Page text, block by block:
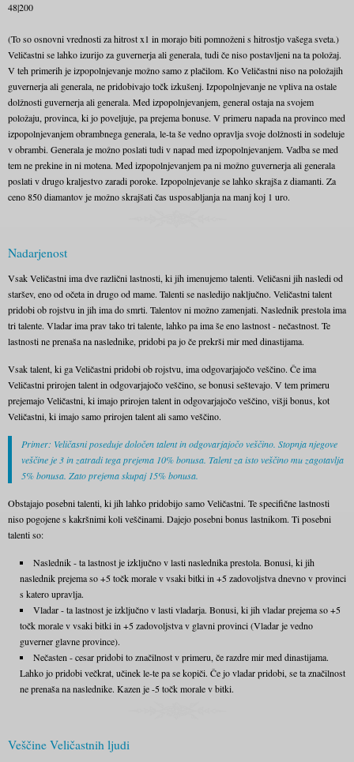
48|200
(To so osnovni vrednosti za hitrost x1 in morajo biti pomnoženi s hitrostjo vašega sveta.)
Veličastni se lahko izurijo za guvernerja ali generala, tudi če niso postavljeni na ta položaj.
V teh primerih je izpopolnjevanje možno samo z plačilom. Ko Veličastni niso na položajih
guvernerja ali generala, ne pridobivajo točk izkušenj. Izpopolnjevanje ne vpliva na ostale
dolžnosti guvernerja ali generala. Med izpopolnjevanjem, general ostaja na svojem
položaju, provinca, ki jo poveljuje, pa prejema bonuse. V primeru napada na provinco med
izpopolnjevanjem obrambnega generala, le-ta še vedno opravlja svoje dolžnosti in sodeluje
v obrambi. Generala je možno poslati tudi v napad med izpopolnjevanjem. Vadba se med
tem ne prekine in ni motena. Med izpopolnjevanjem pa ni možno guvernerja ali generala
poslati v drugo kraljestvo zaradi poroke. Izpopolnjevanje se lahko skrajša z diamanti. Za
ceno 850 diamantov je možno skrajšati čas usposabljanja na manj koj 1 uro.
Nadarjenost
Vsak Veličastni ima dve različni lastnosti, ki jih imenujemo talenti. Veličasni jih nasledi od
staršev, eno od očeta in drugo od mame. Talenti se nasledijo naključno. Veličastni talent
pridobi ob rojstvu in jih ima do smrti. Talentov ni možno zamenjati. Naslednik prestola ima
tri talente. Vladar ima prav tako tri talente, lahko pa ima še eno lastnost - nečastnost. Te
lastnosti ne prenaša na naslednike, pridobi pa jo če prekrši mir med dinastijama.
Vsak talent, ki ga Veličastni pridobi ob rojstvu, ima odgovarjajočo veščino. Če ima
Veličastni prirojen talent in odgovarjajočo veščino, se bonusi seštevajo. V tem primeru
prejemajo Veličastni, ki imajo prirojen talent in odgovarjajočo veščino, višji bonus, kot
Veličastni, ki imajo samo prirojen talent ali samo veščino.
Primer: Veličasni poseduje določen talent in odgovarjajočo veščino. Stopnja njegove
veščine je 3 in zatradi tega prejema 10% bonusa. Talent za isto veščino mu zagotavlja
5% bonusa. Zato prejema skupaj 15% bonusa.
Obstajajo posebni talenti, ki jih lahko pridobijo samo Veličastni. Te specifične lastnosti
niso pogojene s kakršnimi koli veščinami. Dajejo posebni bonus lastnikom. Ti posebni
talenti so:
Naslednik - ta lastnost je izključno v lasti naslednika prestola. Bonusi, ki jih
naslednik prejema so +5 točk morale v vsaki bitki in +5 zadovoljstva dnevno v provinci
s katero upravlja.
Vladar - ta lastnost je izključno v lasti vladarja. Bonusi, ki jih vladar prejema so +5
točk morale v vsaki bitki in +5 zadovoljstva v glavni provinci (Vladar je vedno
guverner glavne province).
Nečasten - cesar pridobi to značilnost v primeru, če razdre mir med dinastijama.
Lahko jo pridobi večkrat, učinek le-te pa se kopiči. Če jo vladar pridobi, se ta značilnost
ne prenaša na naslednike. Kazen je -5 točk morale v bitki.
Veščine Veličastnih ljudi